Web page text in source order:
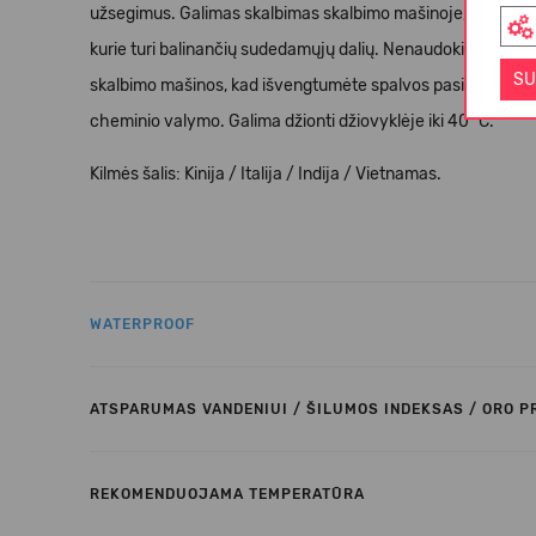
užsegimus. Galimas skalbimas skalbimo mašinoje, ne
kurie turi balinančių sudedamųjų dalių. Nenaudokite
skalbimo mašinos, kad išvengtumėte spalvos pasikeitimo.
cheminio valymo. Galima džionti džiovyklėje iki 40 °C.
Kilmės šalis: Kinija / Italija / Indija / Vietnamas.
WATERPROOF
ATSPARUMAS VANDENIUI / ŠILUMOS INDEKSAS / ORO
REKOMENDUOJAMA TEMPERATŪRA